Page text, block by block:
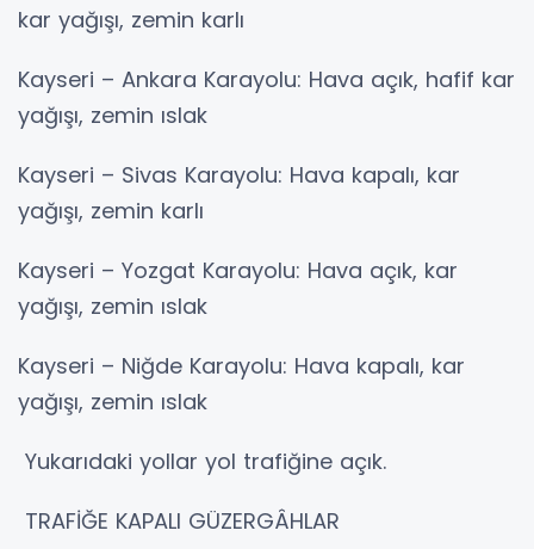
kar yağışı, zemin karlı
Kayseri – Ankara Karayolu: Hava açık, hafif kar
yağışı, zemin ıslak
Kayseri – Sivas Karayolu: Hava kapalı, kar
yağışı, zemin karlı
Kayseri – Yozgat Karayolu: Hava açık, kar
yağışı, zemin ıslak
Kayseri – Niğde Karayolu: Hava kapalı, kar
yağışı, zemin ıslak
Yukarıdaki yollar yol trafiğine açık.
TRAFİĞE KAPALI GÜZERGÂHLAR